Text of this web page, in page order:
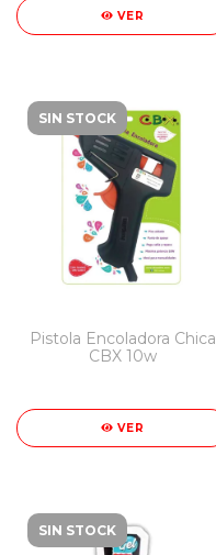
VER
SIN STOCK
Pistola Encoladora Chica
CBX 10w
VER
SIN STOCK